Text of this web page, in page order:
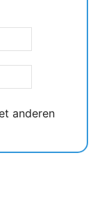
anderen